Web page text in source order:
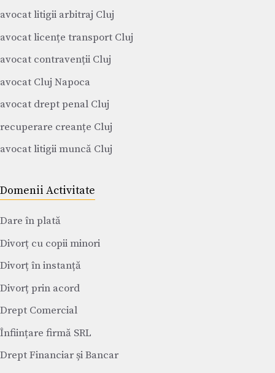
avocat litigii arbitraj Cluj
avocat licențe transport Cluj
avocat contravenții Cluj
avocat Cluj Napoca
avocat drept penal Cluj
recuperare creanțe Cluj
avocat litigii muncă Cluj
Domenii Activitate
Dare în plată
Divorț cu copii minori
Divorț în instanță
Divorț prin acord
Drept Comercial
Înființare firmă SRL
Drept Financiar și Bancar